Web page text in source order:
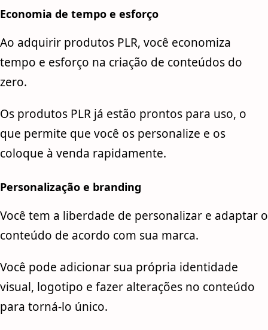
Economia de tempo e esforço
Ao adquirir produtos PLR, você economiza
tempo e esforço na criação de conteúdos do
zero.
Os produtos PLR já estão prontos para uso, o
que permite que você os personalize e os
coloque à venda rapidamente.
Personalização e branding
Você tem a liberdade de personalizar e adaptar o
conteúdo de acordo com sua marca.
Você pode adicionar sua própria identidade
visual, logotipo e fazer alterações no conteúdo
para torná-lo único.